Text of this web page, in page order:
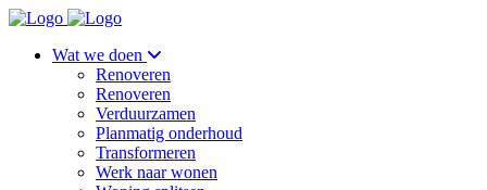
Wat we doen
Renoveren
Renoveren
Verduurzamen
Planmatig onderhoud
Transformeren
Werk naar wonen